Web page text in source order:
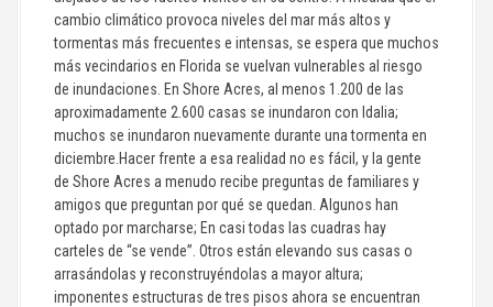
cambio climático provoca niveles del mar más altos y
tormentas más frecuentes e intensas, se espera que muchos
más vecindarios en Florida se vuelvan vulnerables al riesgo
de inundaciones. En Shore Acres, al menos 1.200 de las
aproximadamente 2.600 casas se inundaron con Idalia;
muchos se inundaron nuevamente durante una tormenta en
diciembre.Hacer frente a esa realidad no es fácil, y la gente
de Shore Acres a menudo recibe preguntas de familiares y
amigos que preguntan por qué se quedan. Algunos han
optado por marcharse; En casi todas las cuadras hay
carteles de “se vende”. Otros están elevando sus casas o
arrasándolas y reconstruyéndolas a mayor altura;
imponentes estructuras de tres pisos ahora se encuentran